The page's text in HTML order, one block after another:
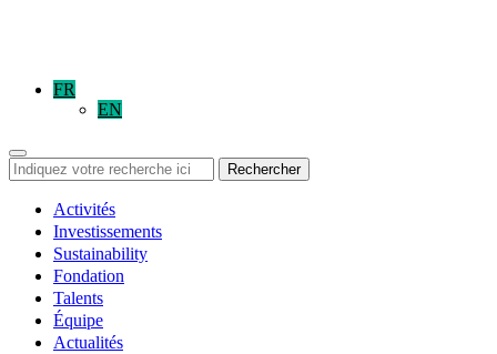
FR
EN
Rechercher
Activités
Investissements
Sustainability
Fondation
Talents
Équipe
Actualités